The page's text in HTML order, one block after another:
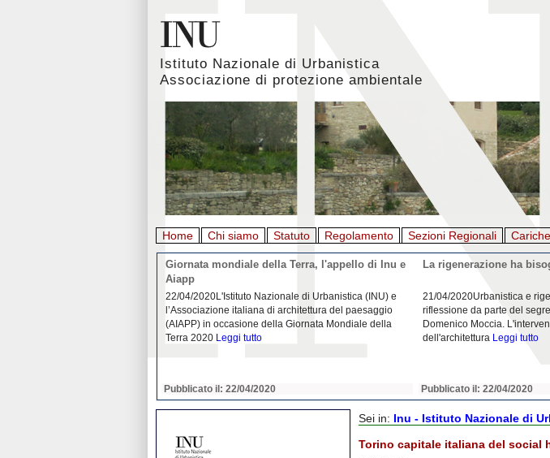
Istituto Nazionale di Urbanistica
Associazione di protezione ambientale
Home Chi siamo Statuto Regolamento Sezioni Regionali
Giornata mondiale della Terra, l'appello di Inu e
Aiapp
22/04/2020L'Istituto Nazionale di Urbanistica (INU) e
l’Associazione italiana di architettura del paesaggio
(AIAPP) in occasione della Giornata Mondiale della
Terra 2020 Leggi tutto
Pubblicato il: 22/04/2020
La rigenerazione ha
21/04/2020Urbanistica e
riflessione da parte del
Domenico Moccia.
dell'architettura Leggi tutto
Pubblicato il: 22/04/2020
Sei in: Inu - Istituto Nazionale di
Torino capitale italiana del social